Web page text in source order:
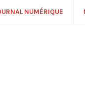
NUMÉRIQUE